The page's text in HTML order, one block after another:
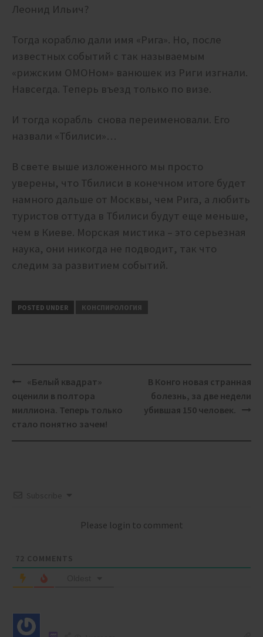
Леонид Ильич?
Тогда кораблю дали имя «Рига». Но, после
известных событий с так называемым
«рижским ОМОНом» ванюшек из Риги изгнали.
Навсегда. Теперь въезд только по визе.
И тогда корабль снова переименовали. Его
назвали «Тбилиси»…
В свете выше изложенного мы просто
уверены, что Тбилиси в конечном итоге будет
намного дальше от Москвы, чем Рига, а любить
туристов оттуда в Тбилиси будут еще меньше,
чем в Киеве. Морская мистика – это серьезная
наука, они никогда не подводит, так что
следим за развитием событий.
POSTED UNDER КОНСПИРОЛОГИЯ
Post
navigation
«Белый квадрат»
оценили в полтора
миллиона. Теперь только
стало понятно зачем!
В Конго новая странная
болезнь, за две недели
убившая 150 человек.
Please login to comment
72 COMMENTS